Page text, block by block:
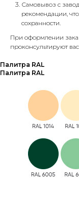
Самовывоз с
рекомендации,
сохранности.
При оформлении
проконсультируют
Палитра RAL
Палитра RAL